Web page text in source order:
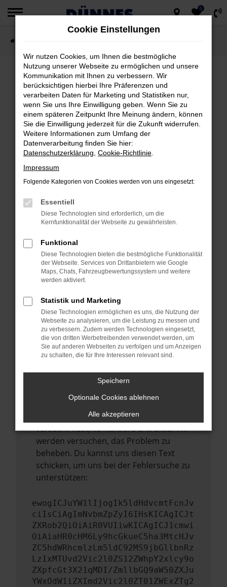
Zum
springen
0
FEHLER: NETWORK ERROR
Beim Laden ist ein Fehler aufgetreten.
Hier sind ein paar Tipps, die dir helfen können:
Überprüfe deine Firewall und deine
Internetverbindung.
Laden andere Webseiten, zum Beispiel
deine Suchmaschine?
Prüfe deine Browsererweiterungen.
Manche Erweiterungen, wie Werbeblocker,
können das Laden bestimmter Seiten
anderen Browser oder in einem privaten
Fenster?
Starte dein Gerät neu.
vorübergehende Probleme zu beheben.
Stelle sicher, dass dein Browser und dein
Betriebssystem auf dem neuesten Stand
sind.
Veraltete Software birgt nicht nur ein
führen, dass bestimmte Funktionen nicht
mehr unterstützt werden.
Wende dich an den Webseitenbetreiber.
Wenn du alle oben genannten Schritte
versucht hast, kontaktiere uns bitte. Wir
werden versuchen, das Problem zu
beheben. Du kannst uns diesen Text
schicken, um uns bei der Fehlersuche zu
unterstützen:
ewogICJuYW1lIjogIk5ldHdvcmtFcnJv
ciIsCiAgImNvbmZpZyI6IHsKICAgICJt
ZXRob2QiOiAiR0VUIiwKICAgICJ1cmwi
OiAiaHR0cHM6Ly9hcGkueC5ha3MtcHJv
ZC5hdWRhcmlzLm5ldC92MS9jbGllbnRz
LzIxMTUvd2Vic2l0ZS12ZWhpY2xlcy9o
ZXpfcGt3X21qMDI/ZmllbGQ9aW50ZXJu
YWxOdW1iZXImd2Vic2l0ZT01ZWExZTg2
Cookie Einstellungen
Wir nutzen Cookies, um Ihnen die bestmögliche
Nutzung unserer Webseite zu ermöglichen und unsere
Kommunikation mit Ihnen zu verbessern. Wir
berücksichtigen hierbei Ihre Präferenzen und
verarbeiten Daten für Marketing und Statistiken nur,
wenn Sie uns Ihre Einwilligung geben. Wenn Sie zu
einem späteren Zeitpunkt Ihre Meinung ändern, können
Sie die Einwilligung jederzeit für die Zukunft widerrufen.
Weitere Informationen zum Umfang der
Datenverarbeitung finden Sie hier:
Datenschutzerklärung Cookie-Richtlinie
Impressum
Folgende Kategorien von Cookies werden von uns eingesetzt:
Essentiell
Diese Technologien sind erforderlich, um die
Kernfunktionalität der Webseite zu gewährleisten.
Funktional
Diese Technologien bieten die bestmögliche Funktionalität
der Webseite. Services von Drittanbietern wie Google
Maps, Chats, Fahrzeugbewertungssystem und weitere
werden aktiviert.
Statistik und Marketing
Diese Technologien ermöglichen es uns, die Nutzung der
Webseite zu analysieren, um die Leistung zu messen und
zu verbessern. Zudem werden Technologien eingesetzt,
die von dritten Werbetreibenden verwendet werden, um
Sie auf anderen Webseiten zu verfolgen und um Anzeigen
zu schalten, die für Ihre Interessen relevant sind.
Speichern
Optionale Cookies ablehnen
Alle akzeptieren